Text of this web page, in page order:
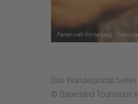
Das Wanderportal
© Sauerland Tourismus